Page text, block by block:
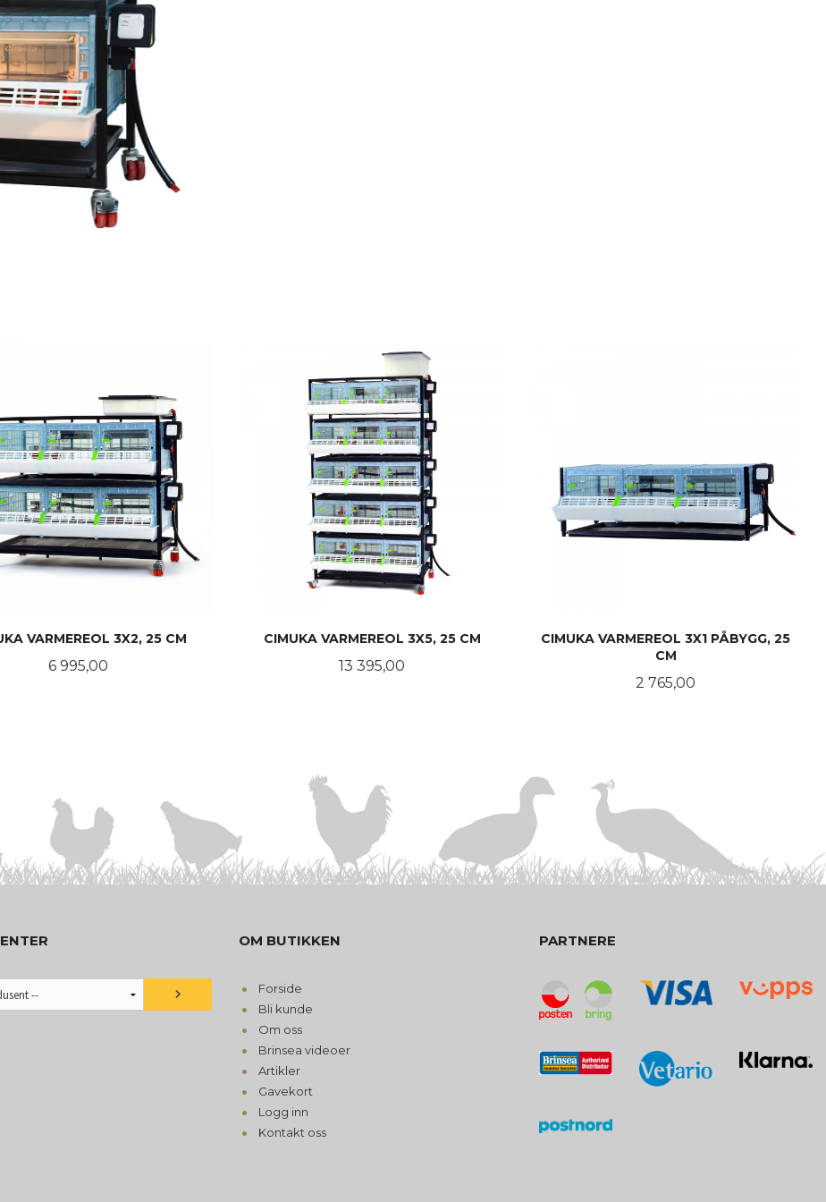
VARMEREOL 3X2, 25 CM
Pris
6 995,00
CIMUKA VARMEREOL 3X5, 25 CM
Pris
13 395,00
CIMUKA VARMEREOL 3X1 PÅBYGG, 25
CM
Pris
2 765,00
OM BUTIKKEN
Forside
Bli kunde
Om oss
Brinsea videoer
Artikler
Gavekort
Logg inn
Kontakt oss
PARTNERE